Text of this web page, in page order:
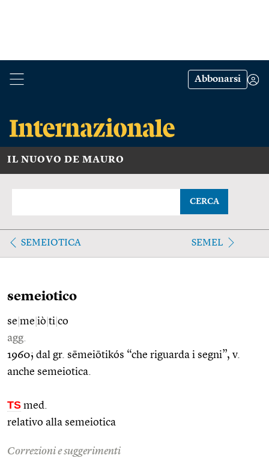
Abbonarsi
IL NUOVO DE MAURO
CERCA
SEMEIOTICA SEMEL
semeiotico
se me iò ti co
agg.
1960; dal gr. sēmeiōtikós “che riguarda i segni”, v.
anche semeiotica.
TS med.
relativo alla semeiotica
Correzioni e suggerimenti